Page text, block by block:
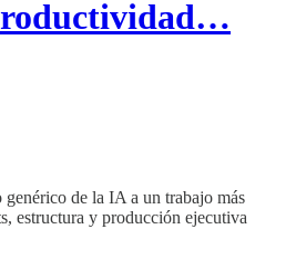
genérico de la IA a un trabajo más
estructura y producción ejecutiva